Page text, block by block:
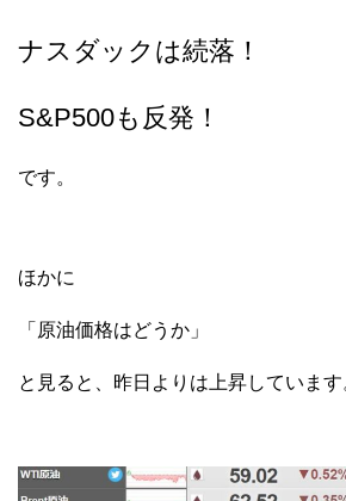
ナスダックは続落！
S&P500も反発！
です。
ほかに
「原油価格はどうか」
と見ると、昨日よりは上昇しています